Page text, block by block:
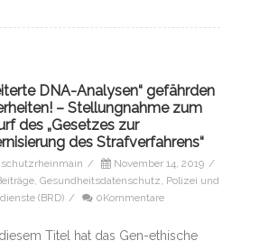
DNA-Analysen“ gefährden
– Stellungnahme zum
des „Gesetzes zur
des Strafverfahrens“
/ November 14, 2019 /
, Gesundheitsdatenschutz, Polizei und
(BRD) / 0Kommentare
Titel hat das Gen-ethische